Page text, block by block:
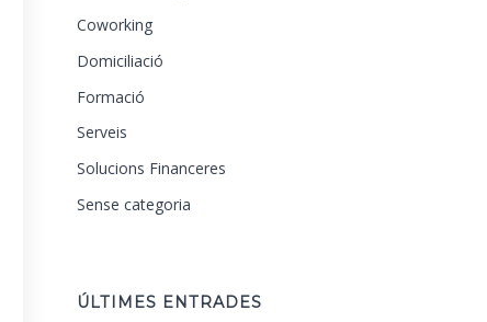
Coworking
Domiciliació
Formació
Serveis
Solucions Financeres
Sense categoria
ÚLTIMES ENTRADES